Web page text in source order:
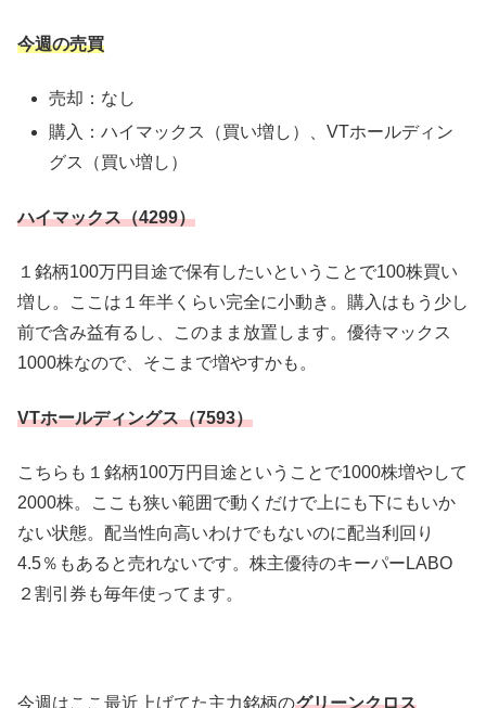
今週の売買
売却：なし
購入：ハイマックス（買い増し）、VTホールディン
グス（買い増し）
ハイマックス（4299）
１銘柄100万円目途で保有したいということで100株買い
増し。ここは１年半くらい完全に小動き。購入はもう少し
前で含み益有るし、このまま放置します。優待マックス
1000株なので、そこまで増やすかも。
VTホールディングス（7593）
こちらも１銘柄100万円目途ということで1000株増やして
2000株。ここも狭い範囲で動くだけで上にも下にもいか
ない状態。配当性向高いわけでもないのに配当利回り
4.5％もあると売れないです。株主優待のキーパーLABO
２割引券も毎年使ってます。
今週はここ最近上げてた主力銘柄のグリーンクロス